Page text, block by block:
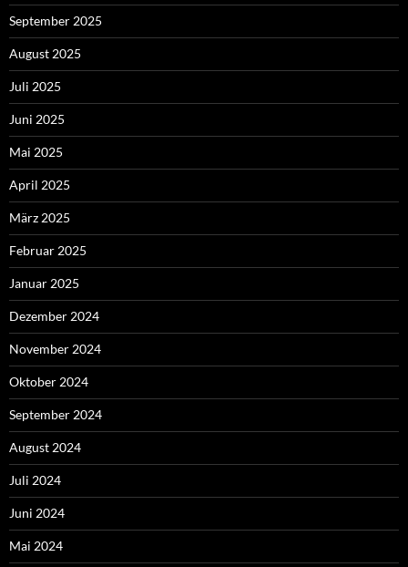
September 2025
August 2025
Juli 2025
Juni 2025
Mai 2025
April 2025
März 2025
Februar 2025
Januar 2025
Dezember 2024
November 2024
Oktober 2024
September 2024
August 2024
Juli 2024
Juni 2024
Mai 2024